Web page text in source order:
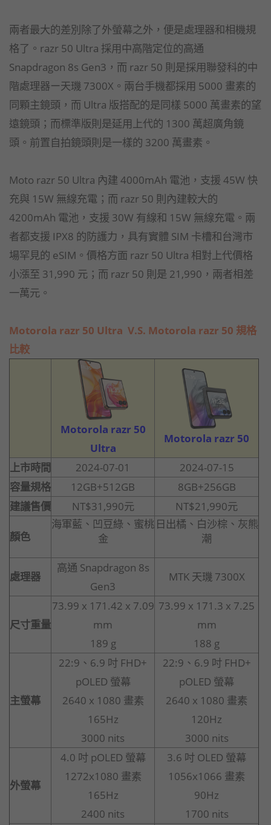
兩者最大的差別除了外螢幕之外，便是處理器和相機規
格了。razr 50 Ultra 採用中高階定位的高通
Snapdragon 8s Gen3，而 razr 50 則是採用聯發科的中
階處理器ー天璣 7300X。兩台手機都採用 5000 畫素的
同顆主鏡頭，而 Ultra 版搭配的是同樣 5000 萬畫素的望
遠鏡頭；而標準版則是延用上代的 1300 萬超廣角鏡
頭。前置自拍鏡頭則是一樣的 3200 萬畫素。
Moto razr 50 Ultra 內建 4000mAh 電池，支援 45W 快
充與 15W 無線充電；而 razr 50 則內建較大的
4200mAh 電池，支援 30W 有線和 15W 無線充電。兩
者都支援 IPX8 的防護力，具有實體 SIM 卡槽和台灣市
場罕見的 eSIM。價格方面 razr 50 Ultra 相對上代價格
小漲至 31,990 元；而 razr 50 則是 21,990，兩者相差
一萬元。
Motorola razr 50 Ultra V.S. Motorola razr 50 規格
比較
Motorola razr 50
Ultra
Motorola razr 50
上市時間
2024-07-01
2024-07-15
容量規格
12GB+512GB
8GB+256GB
建議售價
NT$31,990元 NT$21,990元
顏色
海軍藍、凹豆綠、蜜桃
金
日出橘、白沙棕、灰熊
潮
處理器
高通 Snapdragon 8s
Gen3
MTK 天璣 7300X
尺寸重量
73.99 x 171.42 x 7.09
mm
189 g
73.99 x 171.3 x 7.25
mm
188 g
主螢幕
22:9、6.9 吋 FHD+
pOLED 螢幕
2640 x 1080 畫素
165Hz
3000 nits
22:9、6.9 吋 FHD+
pOLED 螢幕
2640 x 1080 畫素
120Hz
3000 nits
外螢幕
4.0 吋 pOLED 螢幕
1272x1080 畫素
165Hz
2400 nits
3.6 吋 OLED 螢幕
1056x1066 畫素
90Hz
1700 nits